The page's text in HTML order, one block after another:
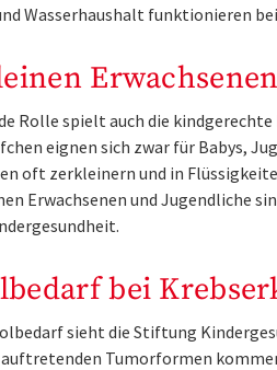
Wasserhaushalt funktionieren
Erwachsenen
Rolle spielt auch die
eignen sich zwar für Babys,
oft zerkleinern und in
Erwachsenen und Jugendliche
bei
sieht die Stiftung
Tumorformen